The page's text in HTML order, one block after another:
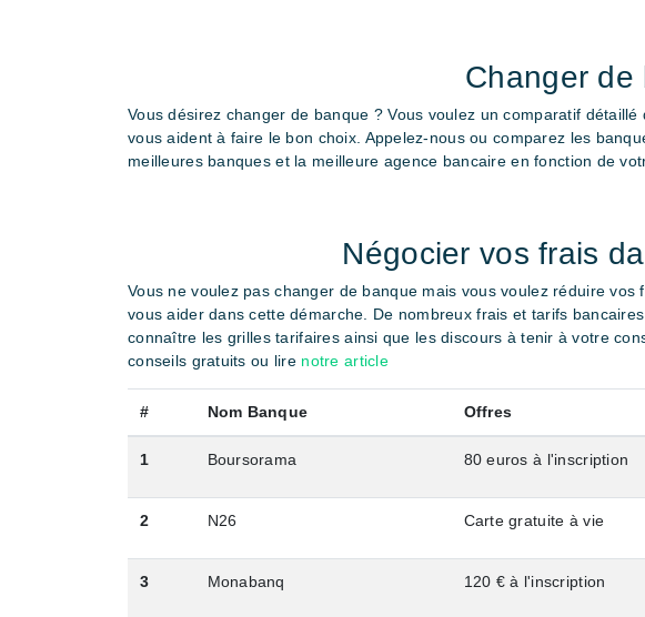
Changer de
Vous désirez changer de banque ? Vous voulez un comparatif
vous aident à faire le bon choix. Appelez-nous ou comparez les
meilleures banques et la meilleure agence bancaire en fonction de
Négocier vos frais
Vous ne voulez pas changer de banque mais vous voulez réduire
vous aider dans cette démarche. De nombreux frais et tarifs
connaître les grilles tarifaires ainsi que les discours à tenir à votre
conseils gratuits ou lire notre article
# Nom Banque Offres
1 Boursorama 80 euros à l'inscription
2 N26 Carte gratuite à vie
3 Monabanq 120 € à l'inscription